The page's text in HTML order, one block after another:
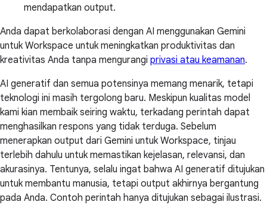
mendapatkan output.
Anda dapat berkolaborasi dengan AI menggunakan Gemini
untuk Workspace untuk meningkatkan produktivitas dan
kreativitas Anda tanpa mengurangi privasi atau keamanan.
AI generatif dan semua potensinya memang menarik, tetapi
teknologi ini masih tergolong baru. Meskipun kualitas model
kami kian membaik seiring waktu, terkadang perintah dapat
menghasilkan respons yang tidak terduga. Sebelum
menerapkan output dari Gemini untuk Workspace, tinjau
terlebih dahulu untuk memastikan kejelasan, relevansi, dan
akurasinya. Tentunya, selalu ingat bahwa AI generatif ditujukan
untuk membantu manusia, tetapi output akhirnya bergantung
pada Anda. Contoh perintah hanya ditujukan sebagai ilustrasi.